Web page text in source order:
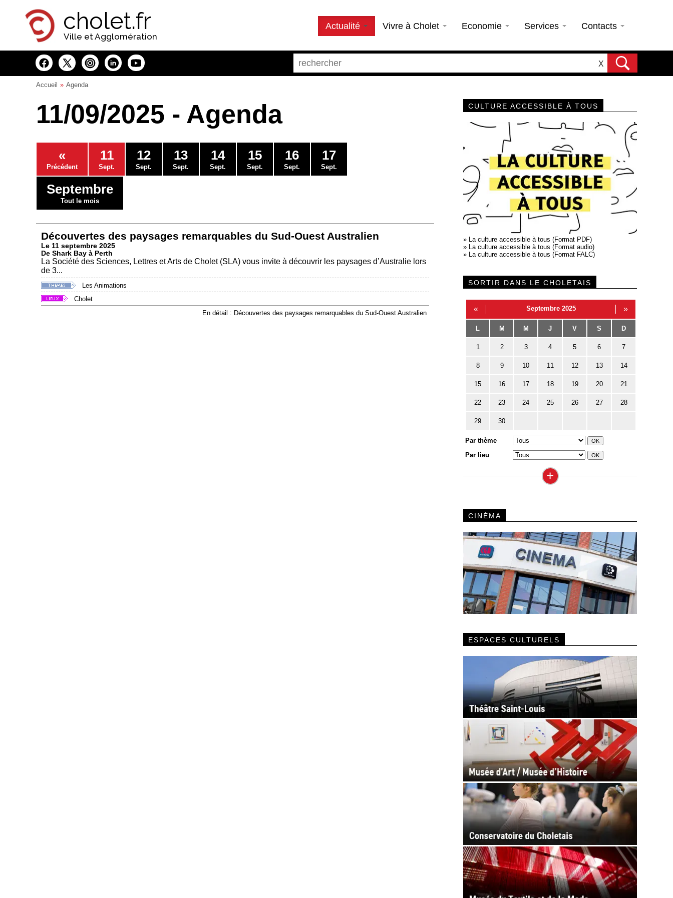
cholet.fr
Ville et Agglomération
Actualité Vivre à Cholet Economie Services Contacts
X
Accueil Agenda
11/09/2025 - Agenda
«
Précédent
11
Sept.
12
Sept.
13
Sept.
14
Sept.
15
Sept.
16
Sept.
17
Sept.
Septembre
Tout le mois
Découvertes des paysages remarquables du Sud-Ouest Australien
Le 11 septembre 2025
De Shark Bay à Perth
La Société des Sciences, Lettres et Arts de Cholet (SLA) vous invite à découvrir les paysages d’Australie lors
de 3...
Les Animations
Cholet
En détail : Découvertes des paysages remarquables du Sud-Ouest Australien
CULTURE ACCESSIBLE À TOUS
» La culture accessible à tous (Format PDF)
» La culture accessible à tous (Format audio)
» La culture accessible à tous (Format FALC)
SORTIR DANS LE CHOLETAIS
« Septembre 2025 »
L M M J V S D
1 2 3 4 5 6 7
8 9 10 11 12 13 14
15 16 17 18 19 20 21
22 23 24 25 26 27 28
29 30
Par thème
Par lieu
+
CINÉMA
ESPACES CULTURELS